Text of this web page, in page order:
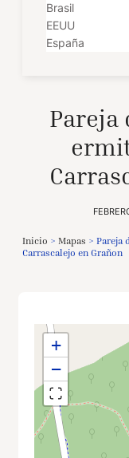
Brasil
EEUU
España
Pareja
Inicio > Mapas > Pareja
Carrascalejo en Grañon
+
−